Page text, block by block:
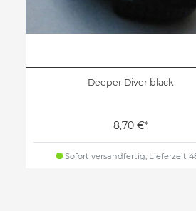
Deeper Diver black
8,70 €*
Sofort versandfertig, Lieferzeit